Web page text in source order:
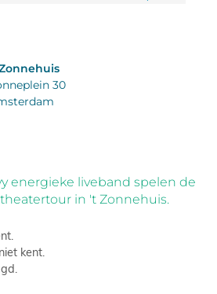
30
energieke liveband spelen de
in 't Zonnehuis.
kent.